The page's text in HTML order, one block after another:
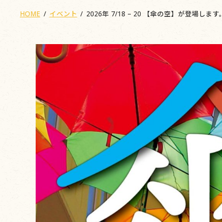
HOME イベント 2026年 7/18 – 20 【傘の空】が登場します